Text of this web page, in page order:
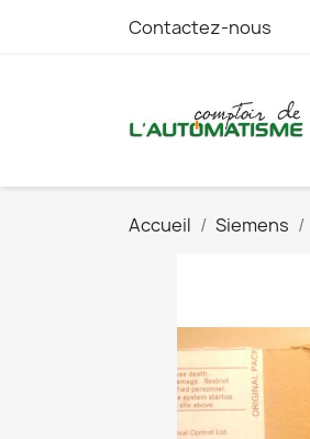
Contactez-nous
Accueil Siemens